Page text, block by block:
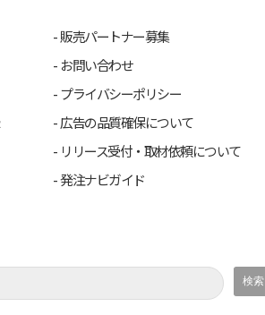
販売パートナー募集
お問い合わせ
プライバシーポリシー
広告の品質確保について
リリース受付・取材依頼について
発注ナビガイド